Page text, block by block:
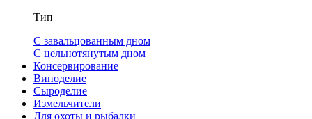
Тип
С завальцованным дном
С цельнотянутым дном
Консервирование
Виноделие
Сыроделие
Измельчители
Для охоты и рыбалки